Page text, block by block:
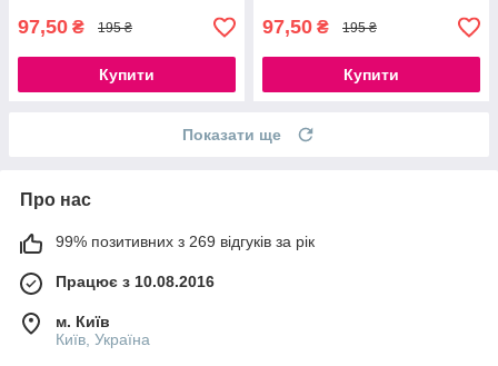
97,50 ₴ 195 ₴
Купити
97,50 ₴ 195 ₴
Купити
Показати ще
Про нас
99% позитивних з 269 відгуків за рік
Працює з 10.08.2016
м. Київ
Київ, Україна